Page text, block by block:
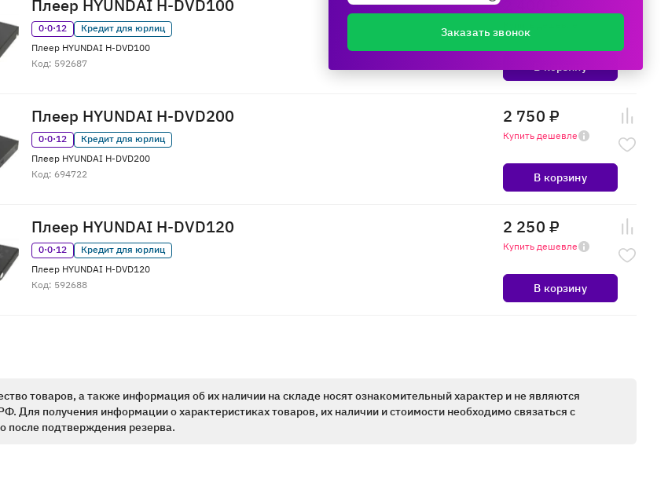
Плеер HYUNDAI H-DVD100
0·0·12
Кредит для юрлиц
Плеер HYUNDAI H-DVD100
Код: 592687
Плеер HYUNDAI H-DVD200
0·0·12
Кредит для юрлиц
Плеер HYUNDAI H-DVD200
Код: 694722
2 750 ₽
Купить дешевле
В корзину
Плеер HYUNDAI H-DVD120
0·0·12
Кредит для юрлиц
Плеер HYUNDAI H-DVD120
Код: 592688
2 250 ₽
Купить дешевле
В корзину
товаров, а также информация об их наличии на складе носят ознакомительный характер и не являются
Для получения информации о характеристиках товаров, их наличии и стоимости необходимо связаться с
после подтверждения резерва.
Заказать звонок